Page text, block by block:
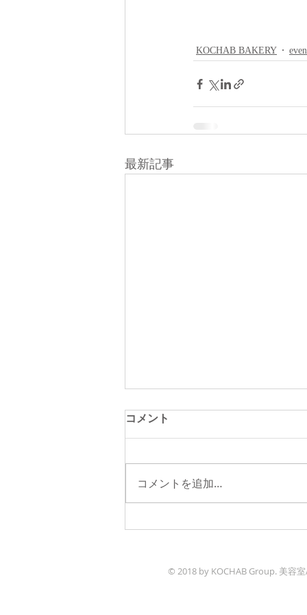
KOCHAB BAKERY
最新記事
コメント
コメントを追加…
© 2018 by KOCHAB Group. 美容